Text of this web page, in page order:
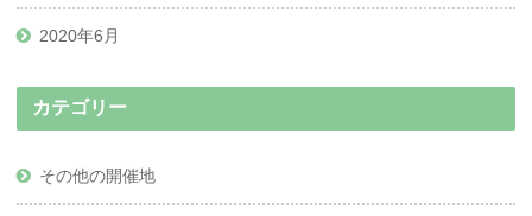
2020年6月
カテゴリー
その他の開催地